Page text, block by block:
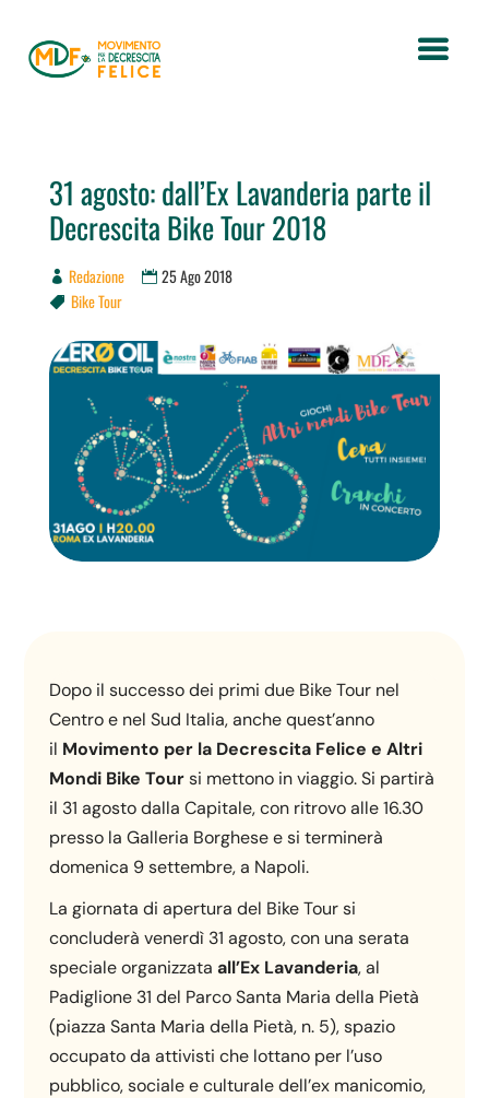
31 agosto: dall’Ex Lavanderia parte il
Decrescita Bike Tour 2018
Redazione 25 Ago 2018
 Bike Tour
Dopo il successo dei primi due Bike Tour nel
Centro e nel Sud Italia, anche quest’anno
il Movimento per la Decrescita Felice e Altri
Mondi Bike Toursi mettono in viaggio. Si partirà
il 31 agosto dalla Capitale, con ritrovo alle 16.30
presso la Galleria Borghese e si terminerà
domenica 9 settembre, a Napoli.
La giornata di apertura del Bike Tour si
concluderà venerdì 31 agosto, con una serata
speciale organizzataall’Ex Lavanderia, al
Padiglione 31 del Parco Santa Maria della Pietà
(piazza Santa Maria della Pietà, n. 5), spazio
occupato da attivisti che lottano per l’uso
pubblico, sociale e culturale dell’ex manicomio,